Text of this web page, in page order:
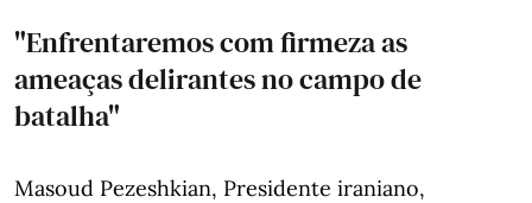
"Enfrentaremos com firmeza as
ameaças delirantes no campo de
batalha"
Masoud Pezeshkian, Presidente iraniano,